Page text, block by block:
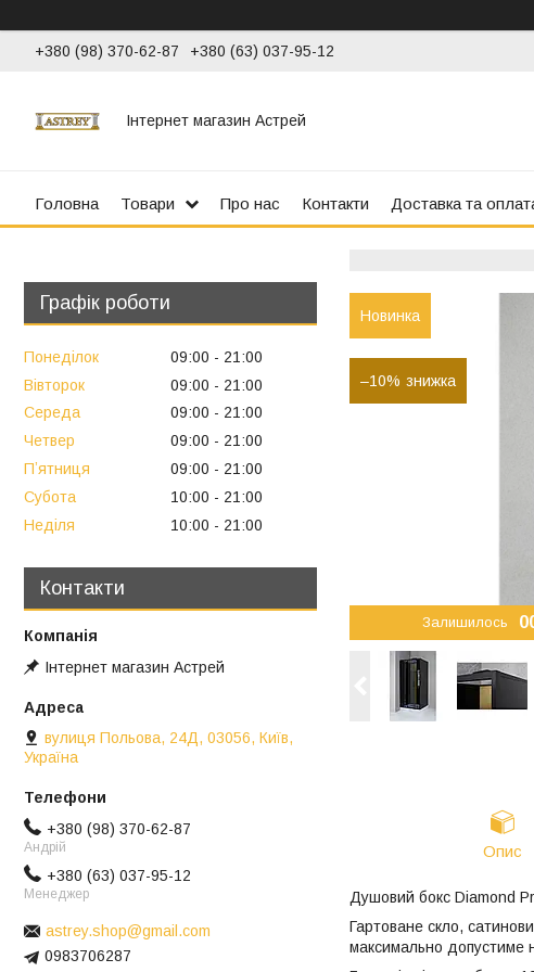
+380 (98) 370-62-87 +380 (63) 037-95-12
Інтернет магазин Астрей
Головна Товари Про нас Контакти Доставка та
Новинка
–10%
Залишилось 0
Опис
Душовий бокс Diamond
Гартоване скло,
максимально допустиме
Графік роботи
Понеділок 09:00
21:00
Вівторок
09:00
21:00
Середа
09:00
21:00
Четвер
09:00
21:00
Пʼятниця
09:00
21:00
Субота
10:00
21:00
Неділя
10:00 21:00
Контакти
Інтернет магазин Астрей
вулиця Польова, 24Д, 03056, Київ,
Україна
+380 (98) 370-62-87
Андрій
+380 (63) 037-95-12
Менеджер
astrey.shop@gmail.com
0983706287